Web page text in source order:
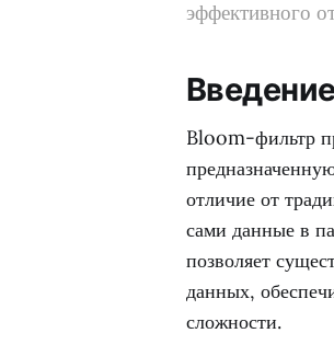
эффективного
Введение
Bloom-фильтр
отличие от
сами данные в
позволяет
данных,
сложности.